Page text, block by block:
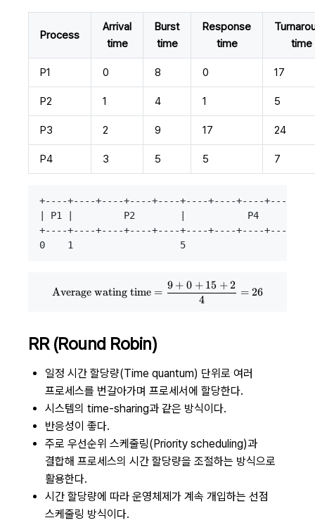
Process
Arrival
time
Burst
time
Response
time
time
P1 0 8 0 17
P2 1 4 1 5
P3 2 9 17 24
P4 3 5 5 7
+----+----+----+----+----+----+----+----+----
| P1 |         P2        |           P4
+----+----+----+----+----+----+----+----+----
\text{Average wating time} =
Average wating time =
4
9 + 0 + 15 + 2
= 26
RR (Round Robin)
일정 시간 할당량(Time quantum) 단위로 여러
프로세스를 번갈아가며 프로세서에 할당한다.
시스템의 time-sharing과 같은 방식이다.
반응성이 좋다.
주로 우선순위 스케줄링(Priority scheduling)과
결합해 프로세스의 시간 할당량을 조절하는 방식으로
활용한다.
시간 할당량에 따라 운영체제가 계속 개입하는 선점
스케줄링 방식이다.